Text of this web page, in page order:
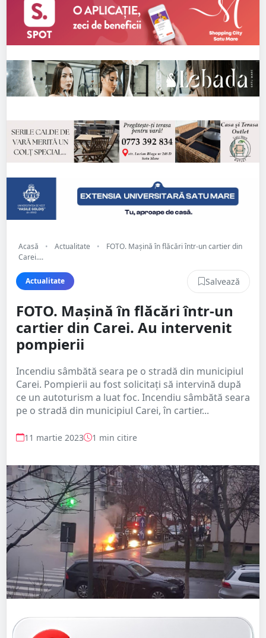
Acasă • Actualitate •
FOTO. Mașină în flăcări într-un cartier din
Carei....
Actualitate Salvează
FOTO. Mașină în flăcări într-un
cartier din Carei. Au intervenit
pompierii
Incendiu sâmbătă seara pe o stradă din municipiul
Carei. Pompierii au fost solicitați să intervină după
ce un autoturism a luat foc. Incendiu sâmbătă seara
pe o stradă din municipiul Carei, în cartier...
11 martie 2023 1 min citire